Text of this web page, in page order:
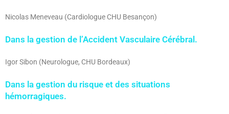
Nicolas Meneveau (Cardiologue CHU Besançon)
Dans la gestion de l’Accident Vasculaire Cérébral.
Igor Sibon (Neurologue, CHU Bordeaux)
Dans la gestion du risque et des situations
hémorragiques.